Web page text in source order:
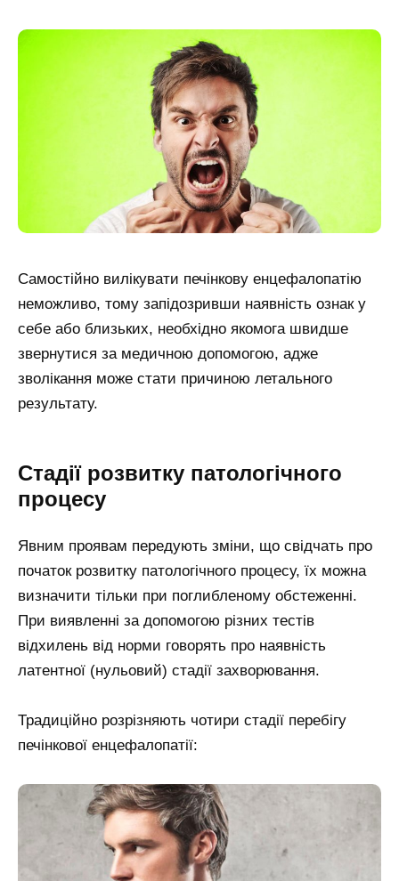
Самостійно вилікувати печінкову енцефалопатію
неможливо, тому запідозривши наявність ознак у
себе або близьких, необхідно якомога швидше
звернутися за медичною допомогою, адже
зволікання може стати причиною летального
результату.
Стадії розвитку патологічного
процесу
Явним проявам передують зміни, що свідчать про
початок розвитку патологічного процесу, їх можна
визначити тільки при поглибленому обстеженні.
При виявленні за допомогою різних тестів
відхилень від норми говорять про наявність
латентної (нульовий) стадії захворювання.
Традиційно розрізняють чотири стадії перебігу
печінкової енцефалопатії: